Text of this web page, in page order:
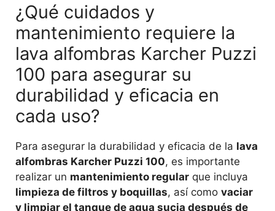
¿Qué cuidados y
mantenimiento requiere la
lava alfombras Karcher Puzzi
100 para asegurar su
durabilidad y eficacia en
cada uso?
Para asegurar la durabilidad y eficacia de la lava
alfombras Karcher Puzzi 100, es importante
realizar un mantenimiento regular que incluya
limpieza de filtros y boquillas, así como vaciar
y limpiar el tanque de agua sucia después de